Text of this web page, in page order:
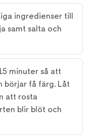
ingredienser till
samt salta och
minuter så att
börjar få färg. Låt
att rosta
blir blöt och